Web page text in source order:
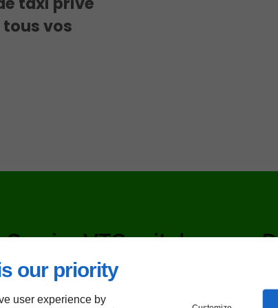
our priority
user experience by
vos
Service VTC nuit de
qualité